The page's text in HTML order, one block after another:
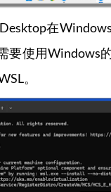
在
要使用Windows
。